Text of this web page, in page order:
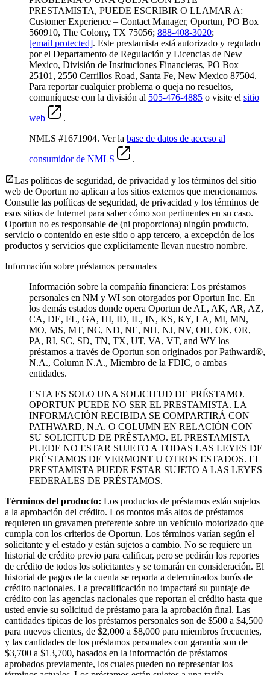
PRESTAMISTA, PUEDE ESCRIBIR O LLAMAR A:
Customer Experience – Contact Manager, Oportun, PO Box
560910, The Colony, TX 75056; 888-408-3020;
[email protected]. Este prestamista está autorizado y regulado
por el Departamento de Regulación y Licencias de New
Mexico, División de Instituciones Financieras, PO Box
25101, 2550 Cerrillos Road, Santa Fe, New Mexico 87504.
Para reportar cualquier problema o queja no resueltos,
comuníquese con la división al 505-476-4885 o visite el sitio
web
.
NMLS #1671904. Ver la base de datos de acceso al
consumidor de NMLS
.
Las políticas de seguridad, de privacidad y los términos del sitio
web de Oportun no aplican a los sitios externos que mencionamos.
Consulte las políticas de seguridad, de privacidad y los términos de
esos sitios de Internet para saber cómo son pertinentes en su caso.
Oportun no es responsable de (ni proporciona) ningún producto,
servicio o contenido en este sitio o app tercero, a excepción de los
productos y servicios que explícitamente llevan nuestro nombre.
Información sobre préstamos personales
Información sobre la compañía financiera: Los préstamos
personales en NM y WI son otorgados por Oportun Inc. En
los demás estados donde opera Oportun de AL, AK, AR, AZ,
CA, DE, FL, GA, HI, ID, IL, IN, KS, KY, LA, MI, MN,
MO, MS, MT, NC, ND, NE, NH, NJ, NV, OH, OK, OR,
PA, RI, SC, SD, TN, TX, UT, VA, VT, and WY los
préstamos a través de Oportun son originados por Pathward®,
N.A., Column N.A., Miembro de la FDIC, o ambas
entidades.
ESTA ES SOLO UNA SOLICITUD DE PRÉSTAMO.
OPORTUN PUEDE NO SER EL PRESTAMISTA. LA
INFORMACIÓN RECIBIDA SE COMPARTIRÁ CON
PATHWARD, N.A. O COLUMN EN RELACIÓN CON
SU SOLICITUD DE PRÉSTAMO. EL PRESTAMISTA
PUEDE NO ESTAR SUJETO A TODAS LAS LEYES DE
PRÉSTAMOS DE VERMONT U OTROS ESTADOS. EL
PRESTAMISTA PUEDE ESTAR SUJETO A LAS LEYES
FEDERALES DE PRÉSTAMOS.
Términos del producto: Los productos de préstamos están sujetos
a la aprobación del crédito. Los montos más altos de préstamos
requieren un gravamen preferente sobre un vehículo motorizado que
cumpla con los criterios de Oportun. Los términos varían según el
solicitante y el estado y están sujetos a cambio. No se requiere un
historial de crédito previo para calificar, pero se pedirán los reportes
de crédito de todos los solicitantes y se tomarán en consideración. El
historial de pagos de la cuenta se reporta a determinados burós de
crédito nacionales. La precalificación no impactará su puntaje de
crédito con las agencias nacionales que reportan el crédito hasta que
usted envíe su solicitud de préstamo para la aprobación final. Las
cantidades típicas de los préstamos personales son de $500 a $4,500
para nuevos clientes, de $2,000 a $8,000 para miembros frecuentes,
y las cantidades de los préstamos personales con garantía son de
$3,700 a $13,700, basados en la información de préstamos
aprobados previamente, los cuales pueden no representar los